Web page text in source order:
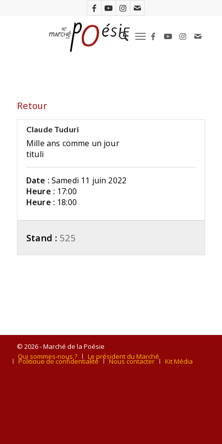
Retour
Claude Tuduri
Mille ans comme un jour
tituli
Date : Samedi 11 juin 2022
Heure : 17:00
Heure : 18:00
Stand : 525
© 2026 - Marché de la Poésie
Qui sommes-nous ?
Le président du Marché
Politique de confidentialité Nous contacter Kit Média